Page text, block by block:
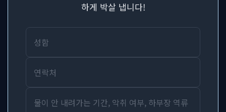
하게 박살 냅니다!